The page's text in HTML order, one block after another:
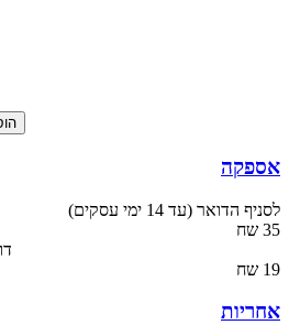
אספקה
לסניף הדואר (עד 14 ימי עסקים)
35 שח
19 שח
אחריות